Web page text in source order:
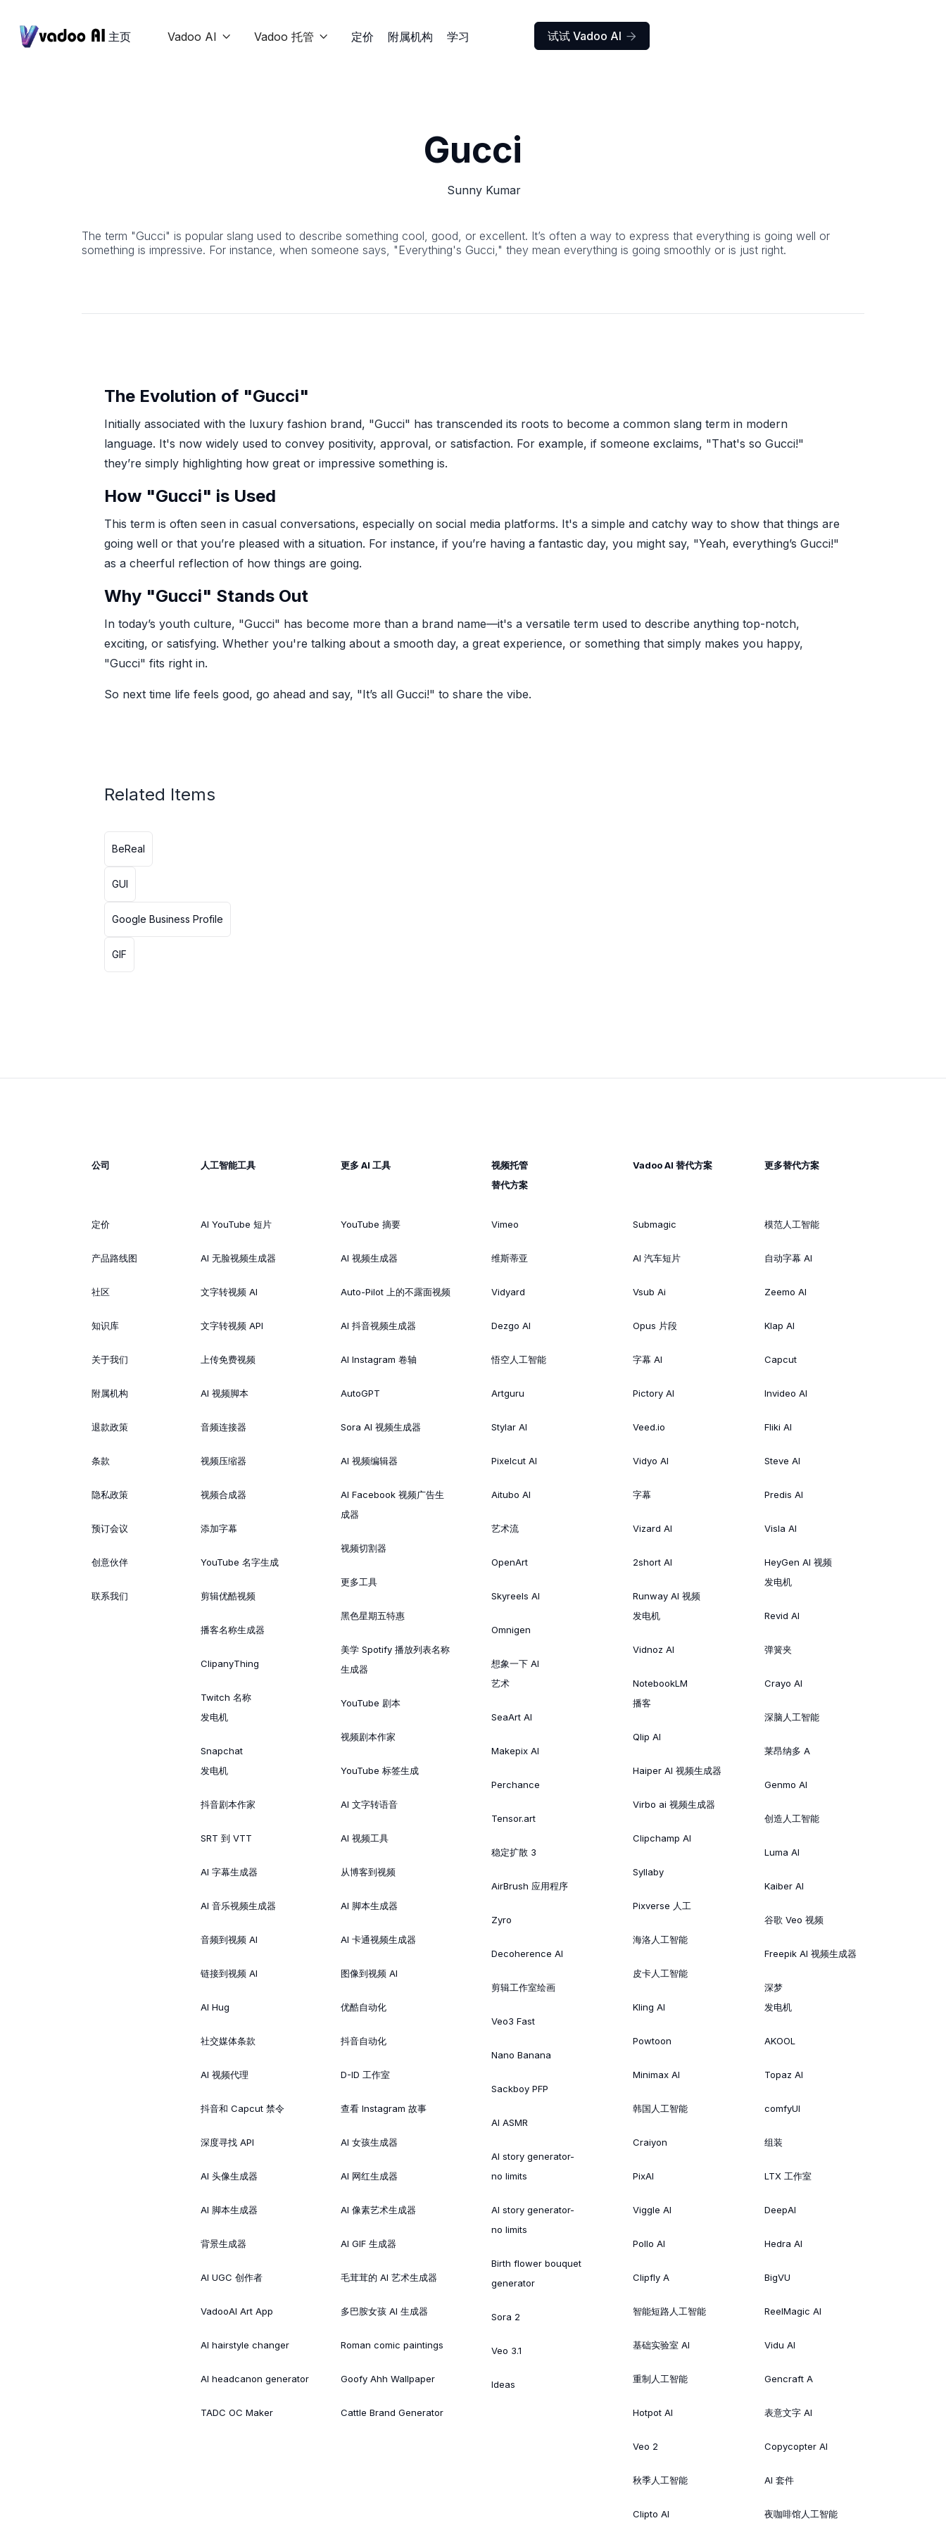
主页 Vadoo AI  Vadoo 托管  定价 附属机构 学习 试试 Vadoo AI 
Gucci
Sunny Kumar
The term "Gucci" is popular slang used to describe something cool, good, or excellent. It’s often a way to express that everything is going well or
something is impressive. For instance, when someone says, "Everything's Gucci," they mean everything is going smoothly or is just right.
The Evolution of "Gucci"
Initially associated with the luxury fashion brand, "Gucci" has transcended its roots to become a common slang term in modern
language. It's now widely used to convey positivity, approval, or satisfaction. For example, if someone exclaims, "That's so Gucci!"
they’re simply highlighting how great or impressive something is.
How "Gucci" is Used
This term is often seen in casual conversations, especially on social media platforms. It's a simple and catchy way to show that things are
going well or that you’re pleased with a situation. For instance, if you’re having a fantastic day, you might say, "Yeah, everything’s Gucci!"
as a cheerful reflection of how things are going.
Why "Gucci" Stands Out
In today’s youth culture, "Gucci" has become more than a brand name—it's a versatile term used to describe anything top-notch,
exciting, or satisfying. Whether you're talking about a smooth day, a great experience, or something that simply makes you happy,
"Gucci" fits right in.
So next time life feels good, go ahead and say, "It’s all Gucci!" to share the vibe.
Related Items
BeReal
GUI
Google Business Profile
GIF
公司
定价
产品路线图
社区
知识库
关于我们
附属机构
退款政策
条款
隐私政策
预订会议
创意伙伴
联系我们
人工智能工具
AI YouTube 短片
AI 无脸视频生成器
文字转视频 AI
文字转视频 API
上传免费视频
AI 视频脚本
音频连接器
视频压缩器
视频合成器
添加字幕
YouTube 名字生成
剪辑优酷视频
播客名称生成器
ClipanyThing
Twitch 名称
发电机
Snapchat
发电机
抖音剧本作家
SRT 到 VTT
AI 字幕生成器
AI 音乐视频生成器
音频到视频 AI
链接到视频 AI
AI Hug
社交媒体条款
AI 视频代理
抖音和 Capcut 禁令
深度寻找 API
AI 头像生成器
AI 脚本生成器
背景生成器
AI UGC 创作者
VadooAI Art App
AI hairstyle changer
AI headcanon generator
TADC OC Maker
更多 AI 工具
YouTube 摘要
AI 视频生成器
Auto-Pilot 上的不露面视频
AI 抖音视频生成器
AI Instagram 卷轴
AutoGPT
Sora AI 视频生成器
AI 视频编辑器
AI Facebook 视频广告生
成器
视频切割器
更多工具
黑色星期五特惠
美学 Spotify 播放列表名称
生成器
YouTube 剧本
视频剧本作家
YouTube 标签生成
AI 文字转语音
AI 视频工具
从博客到视频
AI 脚本生成器
AI 卡通视频生成器
图像到视频 AI
优酷自动化
抖音自动化
D-ID 工作室
查看 Instagram 故事
AI 女孩生成器
AI 网红生成器
AI 像素艺术生成器
AI GIF 生成器
毛茸茸的 AI 艺术生成器
多巴胺女孩 AI 生成器
Roman comic paintings
Goofy Ahh Wallpaper
Cattle Brand Generator
视频托管
替代方案
Vimeo
维斯蒂亚
Vidyard
Dezgo AI
悟空人工智能
Artguru
Stylar AI
Pixelcut AI
Aitubo AI
艺术流
OpenArt
Skyreels AI
Omnigen
想象一下 AI
艺术
SeaArt AI
Makepix AI
Perchance
Tensor.art
稳定扩散 3
AirBrush 应用程序
Zyro
Decoherence AI
剪辑工作室绘画
Veo3 Fast
Nano Banana
Sackboy PFP
AI ASMR
AI story generator-
no limits
AI story generator-
no limits
Birth flower bouquet
generator
Sora 2
Veo 3.1
Ideas
Vadoo AI 替代方案
Submagic
AI 汽车短片
Vsub Ai
Opus 片段
字幕 AI
Pictory AI
Veed.io
Vidyo AI
字幕
Vizard AI
2short AI
Runway AI 视频
发电机
Vidnoz AI
NotebookLM
播客
Qlip AI
Haiper AI 视频生成器
Virbo ai 视频生成器
Clipchamp AI
Syllaby
Pixverse 人工
海洛人工智能
皮卡人工智能
Kling AI
Powtoon
Minimax AI
韩国人工智能
Craiyon
PixAI
Viggle AI
Pollo AI
Clipfly A
智能短路人工智能
基础实验室 AI
重制人工智能
Hotpot AI
Veo 2
秋季人工智能
Clipto AI
更多替代方案
模范人工智能
自动字幕 AI
Zeemo AI
Klap AI
Capcut
Invideo AI
Fliki AI
Steve AI
Predis AI
Visla AI
HeyGen AI 视频
发电机
Revid AI
弹簧夹
Crayo AI
深脑人工智能
莱昂纳多 A
Genmo AI
创造人工智能
Luma AI
Kaiber AI
谷歌 Veo 视频
Freepik AI 视频生成器
深梦
发电机
AKOOL
Topaz AI
comfyUI
组装
LTX 工作室
DeepAI
Hedra AI
BigVU
ReelMagic AI
Vidu AI
Gencraft A
表意文字 AI
Copycopter AI
AI 套件
夜咖啡馆人工智能